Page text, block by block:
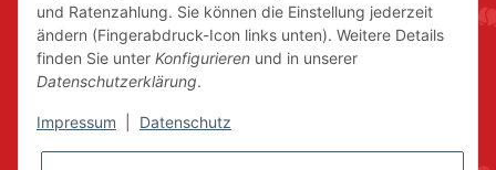
und Ratenzahlung. Sie können die Einstellung jederzeit
ändern (Fingerabdruck-Icon links unten). Weitere Details
finden Sie unter Konfigurieren und in unserer
Datenschutzerklärung.
Impressum Datenschutz